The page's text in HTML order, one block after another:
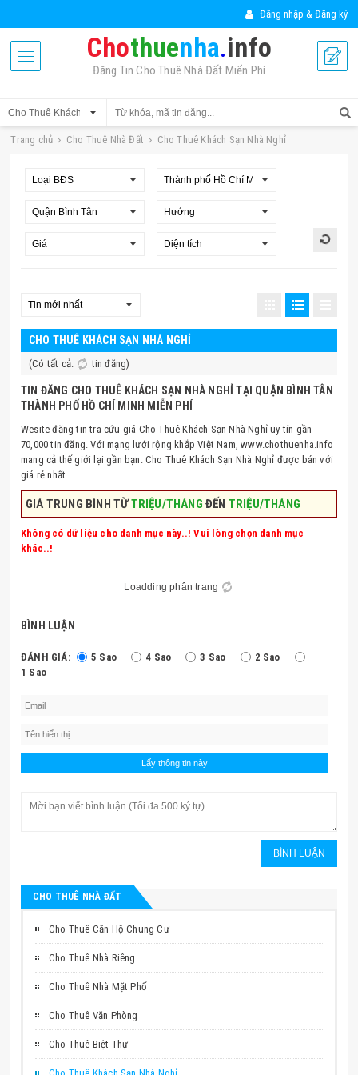
Đăng nhập & Đăng ký
Chothuenha.info
Đăng Tin Cho Thuê Nhà Đất Miển Phí
Trang chủ Cho Thuê Nhà Đất Cho Thuê Khách Sạn Nhà Nghỉ
CHO THUÊ KHÁCH SẠN NHÀ NGHỈ
(Có tất cả: tin đăng)
TIN ĐĂNG CHO THUÊ KHÁCH SẠN NHÀ NGHỈ TẠI QUẬN BÌNH TÂN
THÀNH PHỐ HỒ CHÍ MINH MIỄN PHÍ
Wesite đăng tin tra cứu giá Cho Thuê Khách Sạn Nhà Nghỉ uy tín gần
70,000 tin đăng. Với mạng lưới rộng khắp Việt Nam, www.chothuenha.info
mang cả thế giới lại gần bạn: Cho Thuê Khách Sạn Nhà Nghỉ được bán với
giá rẻ nhất.
GIÁ TRUNG BÌNH TỪTRIỆU/THÁNG ĐẾN TRIỆU/THÁNG
Không có dữ liệu cho danh mục này..! Vui lòng chọn danh mục
khác..!
Loadding phân trang
BÌNH LUẬN
ĐÁNH GIÁ: 5 Sao 4 Sao 3 Sao
2 Sao
1 Sao
CHO THUÊ NHÀ ĐẤT
Cho Thuê Căn Hộ Chung Cư
Cho Thuê Nhà Riêng
Cho Thuê Nhà Mặt Phố
Cho Thuê Văn Phòng
Cho Thuê Biệt Thự
Cho Thuê Khách Sạn Nhà Nghỉ